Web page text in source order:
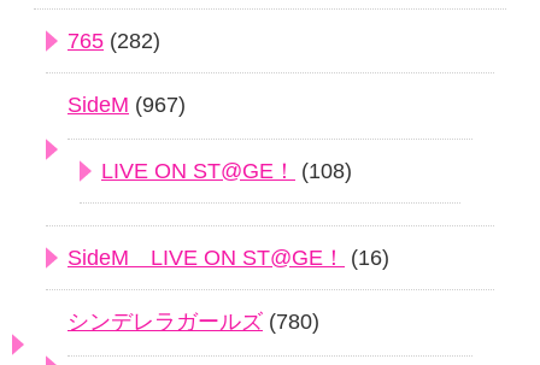
765 (282)
SideM (967)
LIVE ON ST@GE！ (108)
SideM LIVE ON ST@GE！ (16)
シンデレラガールズ (780)